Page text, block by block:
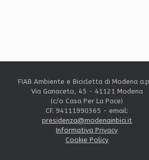
FIAB Ambiente e Bicicletta di Modena
Via Ganaceto, 45 - 41121 Modena
(c/o Casa Per La Pace)
CF. 94111990365 - email:
presidenza@modenainbici.it
Informativa Privacy
Cookie Policy